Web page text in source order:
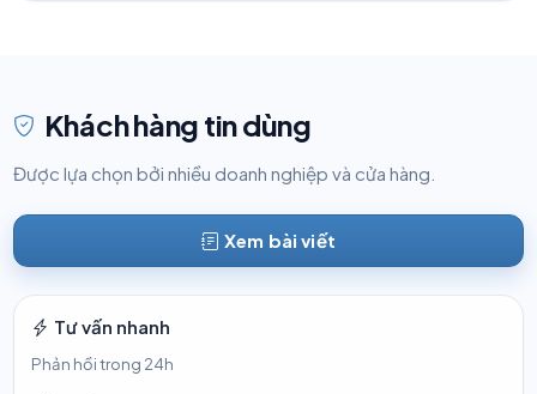
Khách hàng tin dùng
Được lựa chọn bởi nhiều doanh nghiệp và cửa hàng.
Xem bài viết
Tư vấn nhanh
Phản hồi trong 24h